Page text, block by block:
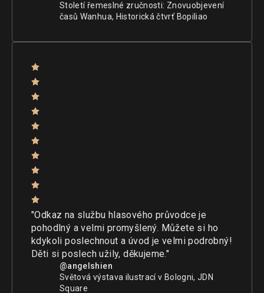
Století řemeslné zručnosti: Znovuobjevení
časů Wanhua, Historická čtvrť Bopiliao
"Odkaz na službu hlasového průvodce je
pohodlný a velmi promyšlený. Můžete si ho
kdykoli poslechnout a úvod je velmi podrobný!
Děti si poslech užily, děkujeme."
@angelshien
Světová výstava ilustrací v Bologni, JDN
Square